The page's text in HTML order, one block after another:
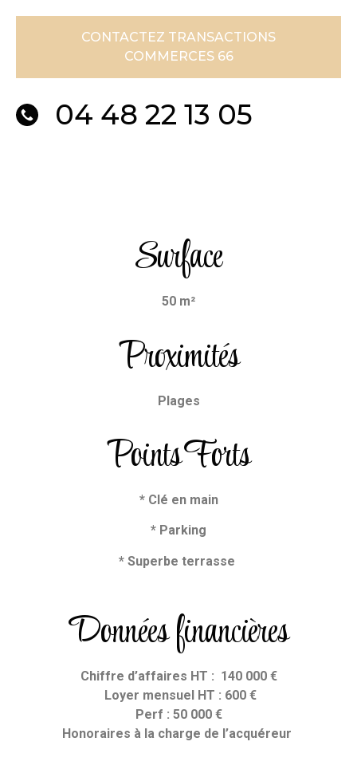
CONTACTEZ TRANSACTIONS
COMMERCES 66
04 48 22 13 05
Surface
50 m²
Proximités
Plages
Points Forts
* Clé en main
* Parking
* Superbe terrasse
Données financières
Chiffre d’affaires HT : 140 000 €
Loyer mensuel HT : 600 €
Perf : 50 000 €
Honoraires à la charge de l’acquéreur